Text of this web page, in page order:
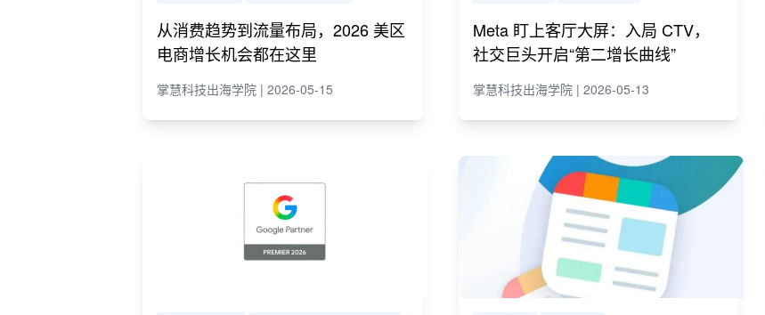
从消费趋势到流量布局，2026 美区
电商增长机会都在这里
掌慧科技出海学院 | 2026-05-15
Meta 盯上客厅大屏：入局 CTV，
社交巨头开启“第二增长曲线”
掌慧科技出海学院 | 2026-05-13